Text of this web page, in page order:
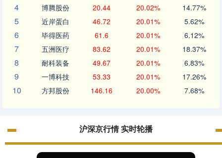
4 博腾股份 20.44 20.02% 14.77%
5 近岸蛋白 46.72 20.01% 5.62%
6 毕得医药 61.6 20.01% 6.12%
7 五洲医疗 83.62 20.01% 18.37%
8 耐科装备 49.67 20.01% 6.83%
9 一博科技 53.33 20.01% 17.26%
10 方邦股份 146.16 20.00% 7.68%
沪深京行情 实时轮播